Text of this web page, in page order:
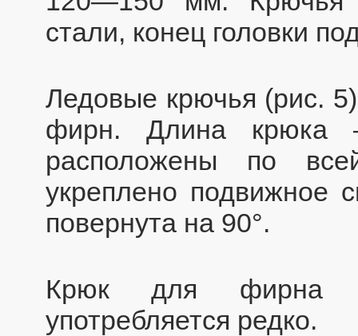
стали, конец головки
Ледовые крючья (рис.
фирн. Длина крюка
расположены по
укреплено подвижное
повернута на 90°.
Крюк для фирна
употребляется редко.